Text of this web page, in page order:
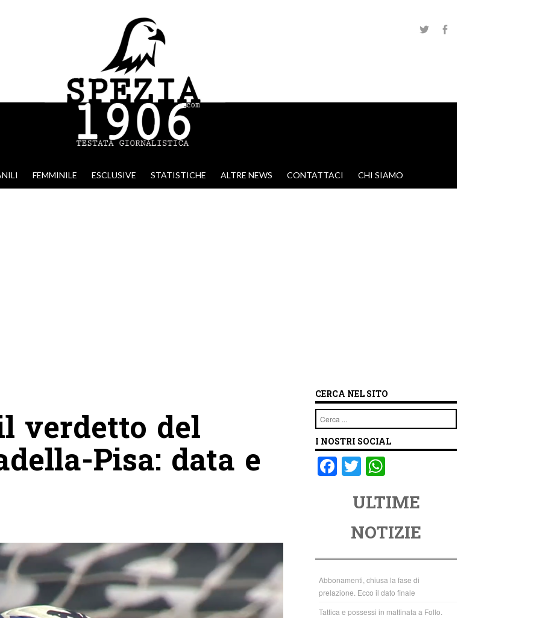
FEMMINILE ESCLUSIVE STATISTICHE ALTRE NEWS CONTATTACI CHI SIAMO
verdetto del
Pisa: data e
CERCA NEL SITO
Cerca
I NOSTRI SOCIAL
F
o
o
k
T
tt
er
at
s
A
p
p
ULTIME
NOTIZIE
Abbonamenti, chiusa la fase di
prelazione. Ecco il dato finale
Tattica e possessi in mattinata a Follo.